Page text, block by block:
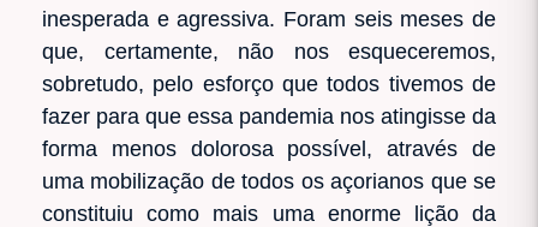
inesperada e agressiva. Foram seis meses de
que, certamente, não nos esqueceremos,
sobretudo, pelo esforço que todos tivemos de
fazer para que essa pandemia nos atingisse da
forma menos dolorosa possível, através de
uma mobilização de todos os açorianos que se
constituiu como mais uma enorme lição da